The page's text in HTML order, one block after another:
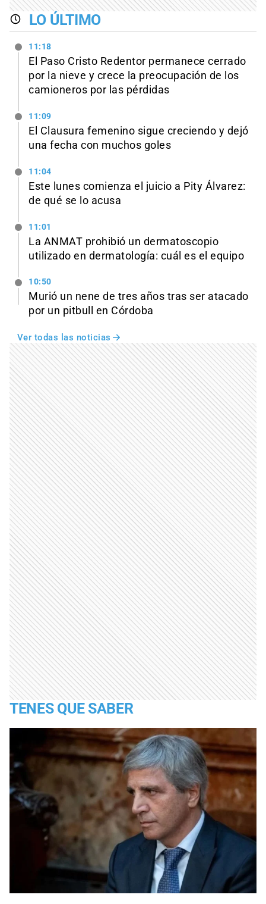
LO ÚLTIMO
11:18
El Paso Cristo Redentor permanece cerrado
por la nieve y crece la preocupación de los
camioneros por las pérdidas
11:09
El Clausura femenino sigue creciendo y dejó
una fecha con muchos goles
11:04
Este lunes comienza el juicio a Pity Álvarez:
de qué se lo acusa
11:01
La ANMAT prohibió un dermatoscopio
utilizado en dermatología: cuál es el equipo
10:50
Murió un nene de tres años tras ser atacado
por un pitbull en Córdoba
Ver todas las noticias
TENES QUE SABER